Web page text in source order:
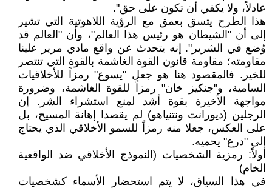
عادلاً، ولا يكفي أن تكون على حق".
هذا الطرح يتسق بعمق مع الرؤية اللاهوتية التي تشير
إلى أن "الشيطان هو رئيس هذا العالم"، وأن "العالم قد
وُضع في الشرير". إنه يتحدث عن واقع مادي مرير علينا
مقاومته؛ مقاومة قانون القوة الغاشمة بالقوة التي تنتصر
للخير. فالمقصود هنا هو جعل "يسوع" رمزاً للأخلاقيات
السامية، و"جنكيز خان" رمزاً للقوة الغاشمة، وضرورة
مواجهة الأخيرة بقوة أشد لمنع استشراء الشر. إن
الرجلين (ديورانت ونتنياهو) لم يقصدا إهانة المسيح، بل
على العكس، جعلا منه رمزاً للسمو الأخلاقي الذي يحتاج
إلى "درع" يحميه.
أولاً: رمزية الشخصيات (النموذج الأخلاقي ضد الواقعية
الخام)
في هذا السياق، لا يتم استحضار الأسماء كشخصيات